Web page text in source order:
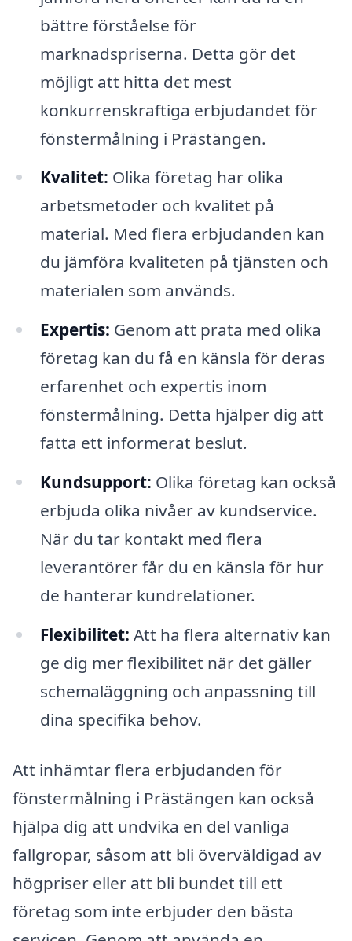
bättre förståelse för
marknadspriserna. Detta gör det
möjligt att hitta det mest
konkurrenskraftiga erbjudandet för
fönstermålning i Prästängen.
Kvalitet: Olika företag har olika
arbetsmetoder och kvalitet på
material. Med flera erbjudanden kan
du jämföra kvaliteten på tjänsten och
materialen som används.
Expertis: Genom att prata med olika
företag kan du få en känsla för deras
erfarenhet och expertis inom
fönstermålning. Detta hjälper dig att
fatta ett informerat beslut.
Kundsupport: Olika företag kan också
erbjuda olika nivåer av kundservice.
När du tar kontakt med flera
leverantörer får du en känsla för hur
de hanterar kundrelationer.
Flexibilitet: Att ha flera alternativ kan
ge dig mer flexibilitet när det gäller
schemaläggning och anpassning till
dina specifika behov.
Att inhämtar flera erbjudanden för
fönstermålning i Prästängen kan också
hjälpa dig att undvika en del vanliga
fallgropar, såsom att bli överväldigad av
högpriser eller att bli bundet till ett
företag som inte erbjuder den bästa